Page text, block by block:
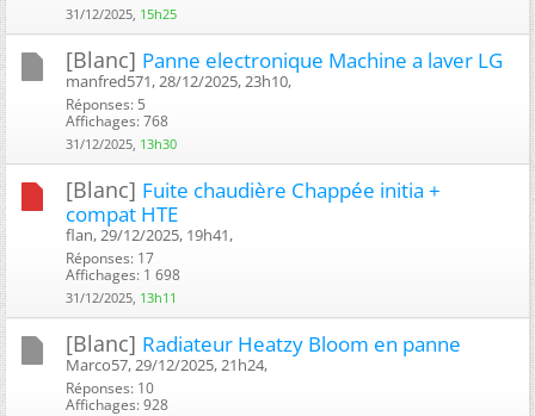
31/12/2025, 15h25
[Blanc] Panne electronique Machine a laver LG
manfred571, 28/12/2025, 23h10, ‎
Réponses: 5
Affichages: 768
31/12/2025, 13h30
[Blanc] Fuite chaudière Chappée initia +
compat HTE
flan, 29/12/2025, 19h41, ‎
Réponses: 17
Affichages: 1 698
31/12/2025, 13h11
[Blanc] Radiateur Heatzy Bloom en panne
Marco57, 29/12/2025, 21h24, ‎
Réponses: 10
Affichages: 928